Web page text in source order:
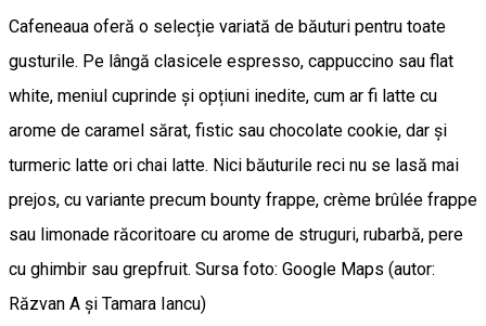
Cafeneaua oferă o selecție variată de băuturi pentru toate
gusturile. Pe lângă clasicele espresso, cappuccino sau flat
white, meniul cuprinde și opțiuni inedite, cum ar fi latte cu
arome de caramel sărat, fistic sau chocolate cookie, dar și
turmeric latte ori chai latte. Nici băuturile reci nu se lasă mai
prejos, cu variante precum bounty frappe, crème brûlée frappe
sau limonade răcoritoare cu arome de struguri, rubarbă, pere
cu ghimbir sau grepfruit. Sursa foto: Google Maps (autor:
Răzvan A și Tamara Iancu)